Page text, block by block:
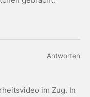
im Zug. In
Antworten